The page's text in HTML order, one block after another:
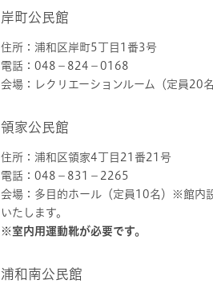
岸町公民館
住所：浦和区岸町5丁目1番3号
電話：048－824－0168
会場：レクリエーションルーム（定員20名
領家公民館
住所：浦和区領家4丁目21番21号
電話：048－831－2265
会場：多目的ホール（定員10名）※館内
いたします。
※室内用運動靴が必要です。
浦和南公民館